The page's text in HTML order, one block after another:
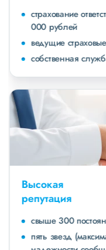
страхование
000 рублей
ведущие
собственная
Высокая
репутация
свыше 300
пять звезд